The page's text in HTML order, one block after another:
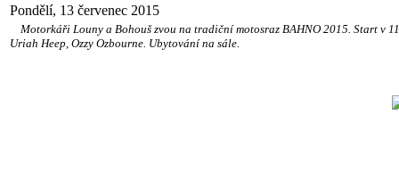
Pondělí, 13 červenec 2015
Motorkáři Louny a Bohouš zvou na tradiční motosraz BAHNO 2015. Start v
Uriah Heep, Ozzy Ozbourne. Ubytování na sále.